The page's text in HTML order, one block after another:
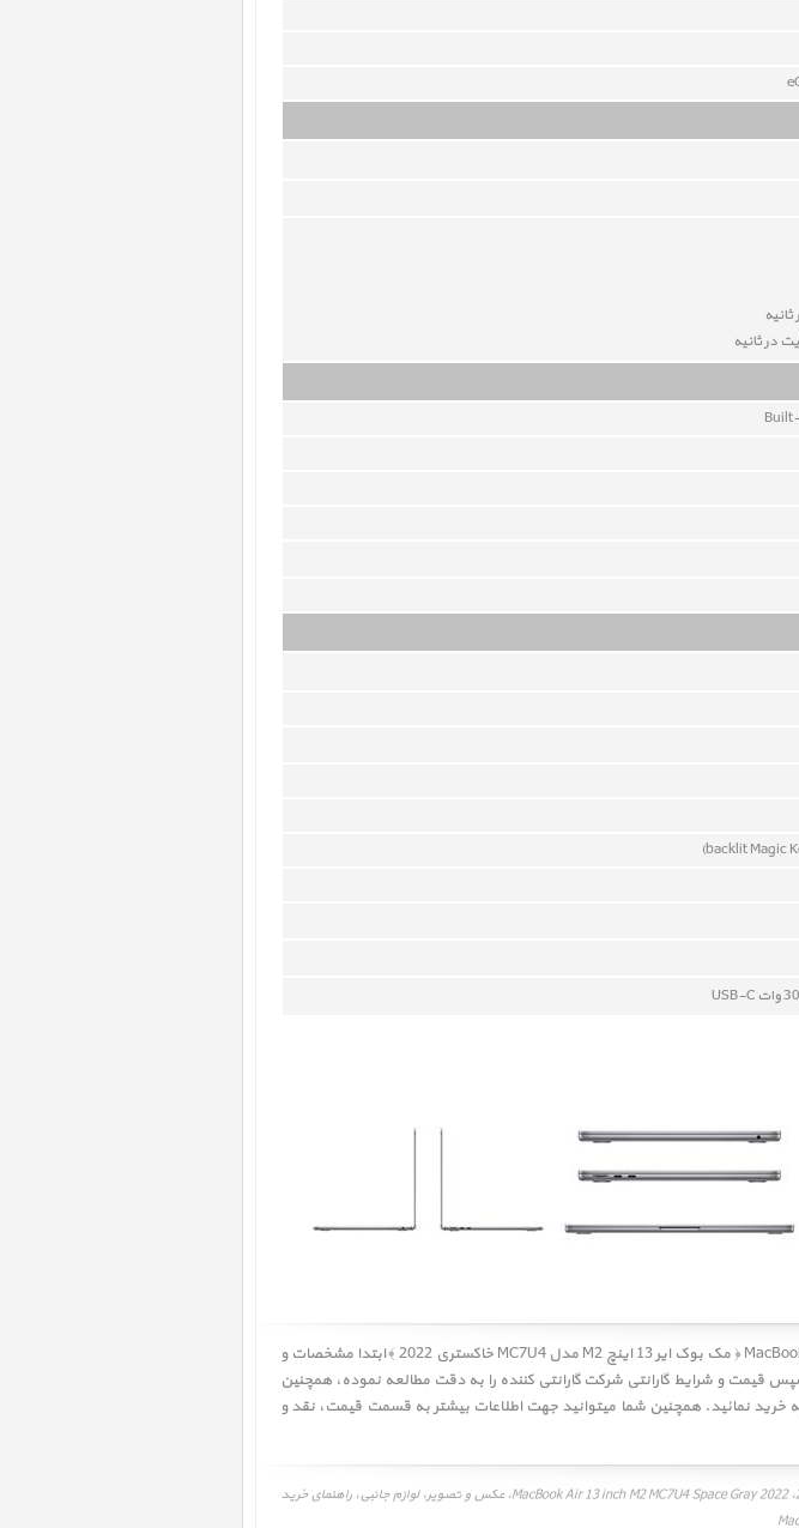
USB-C
کاربر گرامی! لطفا قبل از خرید مک بوک ایر MacBook Air 13 inch M2 MC7U4 Space Gray 2022 ﴿ مک بوک ایر 13 اینچ M2 مدل MC7U4 خاکستری 2022 ﴾ ابتدا مشخصات و
قیمت و شرایط گارانتی شرکت گارانتی کننده را به دقت مطالعه نموده، همچنین
قیمت، نقد و
قیمت، مشخصات و نقد و بررسی، برنامه و درایور مک بوک ایر 13 اینچ M2 مدل MC7U4 خاکستری 2022، MacBook Air 13 inch M2 MC7U4 Space Gray 2022، عکس و تصویر، لوازم جانبی، راهنمای خرید